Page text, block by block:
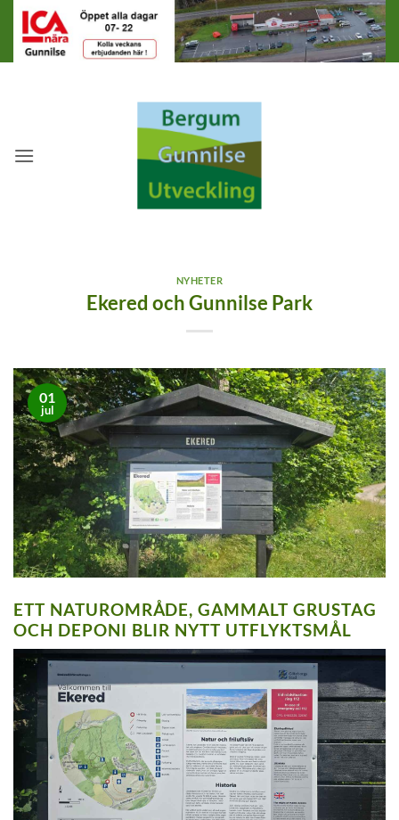
Skip
content
NYHETER
Ekered och Gunnilse Park
01
jul
ETT NATUROMRÅDE, GAMMALT GRUSTAG
OCH DEPONI BLIR NYTT UTFLYKTSMÅL